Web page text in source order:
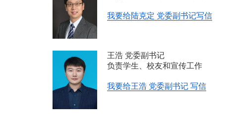
我要给陆克定 党委副书记写信
王浩 党委副书记
负责学生、校友和宣传工作
我要给王浩 党委副书记 写信